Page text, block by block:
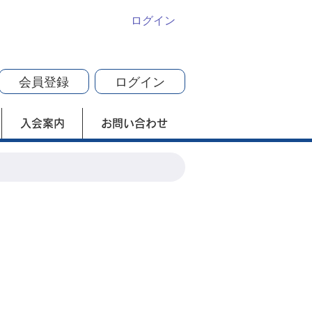
ログイン
会員登録 ログイン
入会案内 お問い合わせ